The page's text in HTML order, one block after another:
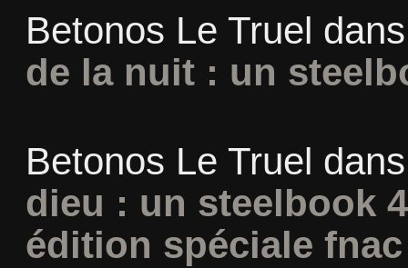
Betonos Le Truel
de la nuit : un
Betonos Le Truel
dieu : un steelbook
édition spéciale